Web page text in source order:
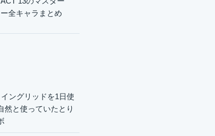
全キャラまとめ
ングリッドを1日使
然と使っていたとり